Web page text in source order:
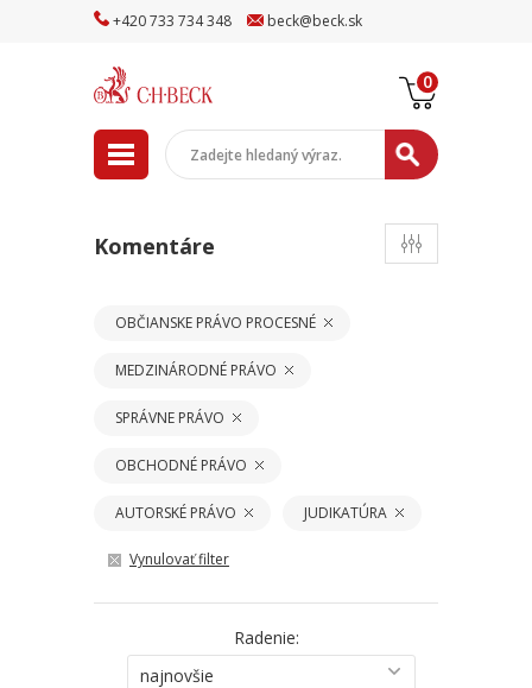
+420733 734348 beck@beck.sk
0
Komentáre
OBČIANSKE PRÁVO PROCESNÉ
MEDZINÁRODNÉ PRÁVO
SPRÁVNE PRÁVO
OBCHODNÉ PRÁVO
AUTORSKÉ PRÁVO JUDIKATÚRA
Vynulovať filter
Radenie:
najnovšie